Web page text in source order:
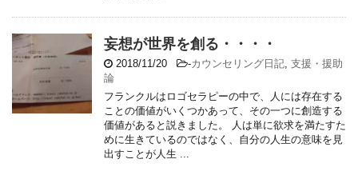
妄想が世界を創る・・・・
2018/11/20 -カウンセリング日記, 支援・援助
論
フランクルはロゴセラピーの中で、人には存在する
ことの価値がいくつかあって、その一つに創造する
価値があると説きました。 人は単に欲求を満たすた
めに生きているのではなく、自分の人生の意味を見
出すことが人生 ...